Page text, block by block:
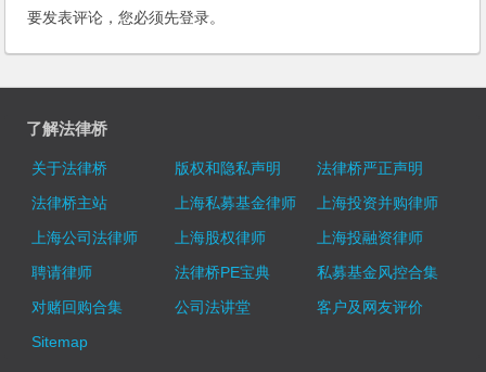
要发表评论，您必须先登录。
了解法律桥
关于法律桥 版权和隐私声明
法律桥严正声明
法律桥主站
上海私募基金律师
上海投资并购律师
上海公司法律师
上海股权律师
上海投融资律师
聘请律师
法律桥PE宝典
私募基金风控合集
对赌回购合集
公司法讲堂
客户及网友评价
Sitemap